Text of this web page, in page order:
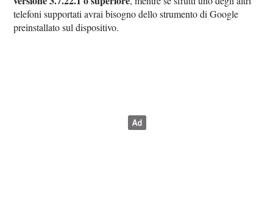
telefoni supportati avrai bisogno dello strumento di Google
preinstallato sul dispositivo.